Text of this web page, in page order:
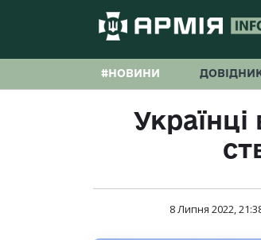
#НОВИНИ
8 Липня 2022,